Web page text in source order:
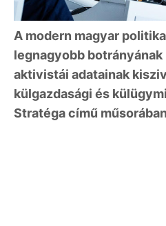
A modern magyar
legnagyobb
aktivistái adatainak
külgazdasági és
Stratéga című